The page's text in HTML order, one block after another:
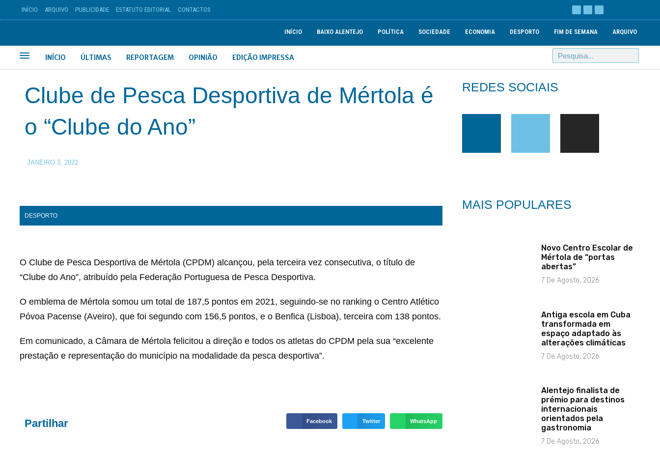
INÍCIO ARQUIVO PUBLICIDADE ESTATUTO EDITORIAL CONTACTOS
INÍCIO BAIXO ALENTEJO POLÍTICA SOCIEDADE ECONOMIA DESPORTO FIM DE SEMANA ARQUIVO
INÍCIO ÚLTIMAS REPORTAGEM OPINIÃO EDIÇÃO IMPRESSA
Clube de Pesca Desportiva de Mértola é
o “Clube do Ano”
JANEIRO 3, 2022
DESPORTO
O Clube de Pesca Desportiva de Mértola (CPDM) alcançou, pela terceira vez consecutiva, o título de
“Clube do Ano”, atribuído pela Federação Portuguesa de Pesca Desportiva.
O emblema de Mértola somou um total de 187,5 pontos em 2021, seguindo-se no ranking o Centro Atlético
Póvoa Pacense (Aveiro), que foi segundo com 156,5 pontos, e o Benfica (Lisboa), terceira com 138 pontos.
Em comunicado, a Câmara de Mértola felicitou a direção e todos os atletas do CPDM pela sua “excelente
prestação e representação do município na modalidade da pesca desportiva”.
Partilhar Facebook Twitter WhatsApp
REDES SOCIAIS
MAIS POPULARES
Novo Centro Escolar de
Mértola de “portas
abertas”
7 De Agosto, 2026
Antiga escola em Cuba
transformada em
espaço adaptado às
alterações climáticas
7 De Agosto, 2026
Alentejo finalista de
prémio para destinos
internacionais
orientados pela
gastronomia
7 De Agosto, 2026